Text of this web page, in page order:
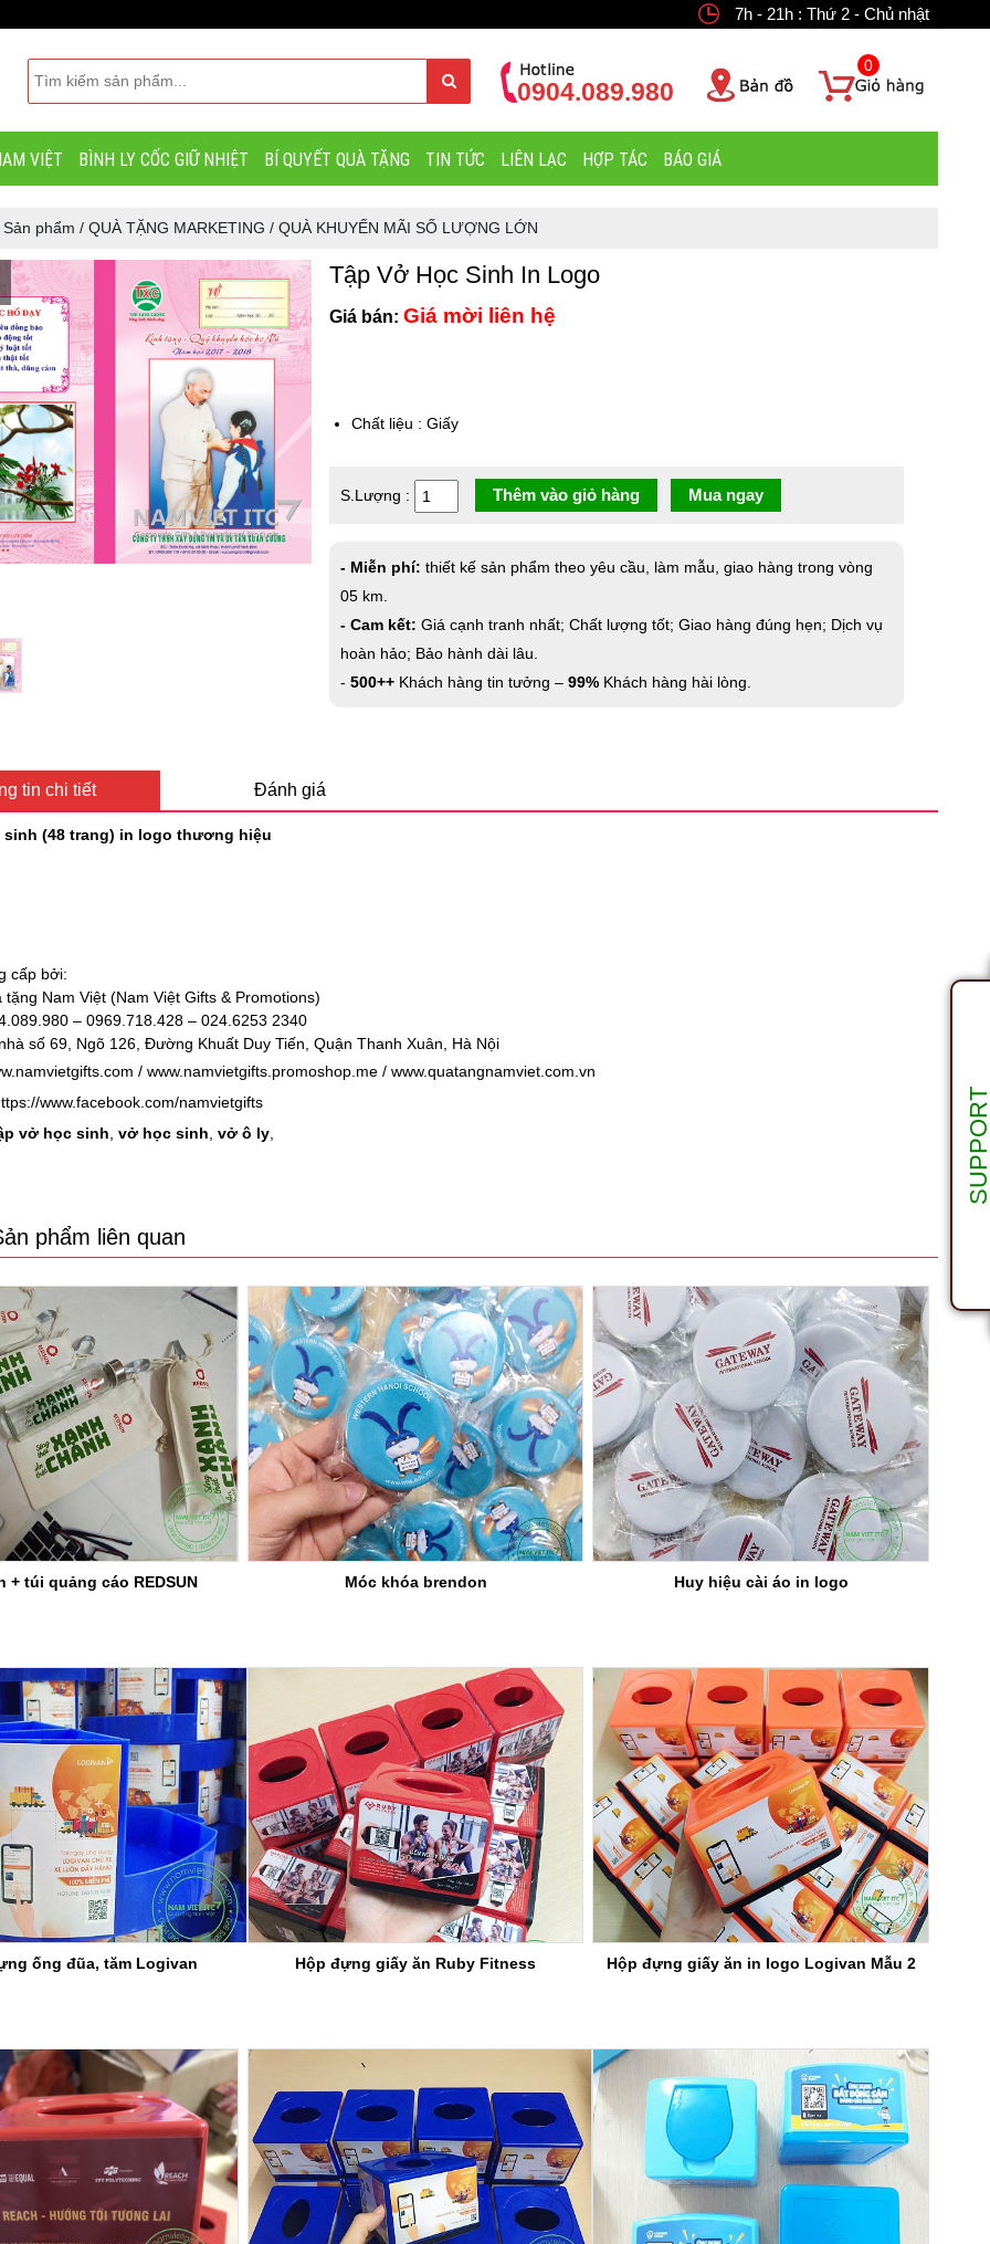
7h - 21h : Thứ 2 - Chủ nhật
0904.089.980
0
VIỆT BÌNH LY CỐC GIỮ NHIỆT BÍ QUYẾT QUÀ TẶNG TIN TỨC LIÊN LẠC HỢP TÁC BÁO GIÁ
Sản phẩm / QUÀ TẶNG MARKETING / QUÀ KHUYẾN MÃI SỐ LƯỢNG LỚN
Tập Vở Học Sinh In Logo
Giá bán: Giá mời liên hệ
Chất liệu : Giấy
S.Lượng : Thêm vào giỏ hàng Mua ngay
- Miễn phí: thiết kế sản phẩm theo yêu cầu, làm mẫu, giao hàng trong vòng
05 km.
- Cam kết: Giá cạnh tranh nhất; Chất lượng tốt; Giao hàng đúng hẹn; Dịch vụ
hoàn hảo; Bảo hành dài lâu.
- 500++ Khách hàng tin tưởng – 99%Khách hàng hài lòng.
tin chi tiết Đánh giá
sinh (48 trang) in logo thương hiệu
cấp bởi:
tặng Nam Việt (Nam Việt Gifts & Promotions)
– 0969.718.428 – 024.6253 2340
số 69, Ngõ 126, Đường Khuất Duy Tiến, Quận Thanh Xuân, Hà Nội
/ www.namvietgifts.promoshop.me/ www.quatangnamviet.com.vn
www.facebook.com/namvietgifts
vở học sinh, vở học sinh, vở ô ly,
phẩm liên quan
+ túi quảng cáo REDSUN Móc khóa brendon Huy hiệu cài áo in logo
ống đũa, tăm Logivan Hộp đựng giấy ăn Ruby Fitness Hộp đựng giấy ăn in logo Logivan Mẫu 2